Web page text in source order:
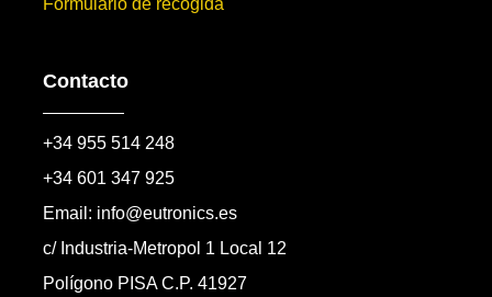
Contacto
+34 955 514 248
+34 601 347 925
Email: info@eutronics.es
c/ Industria-Metropol 1 Local 12
Polígono PISA C.P. 41927